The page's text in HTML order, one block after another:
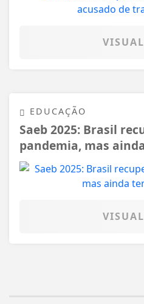
EDUCAÇÃO
Saeb 2025: Brasil
pandemia, mas